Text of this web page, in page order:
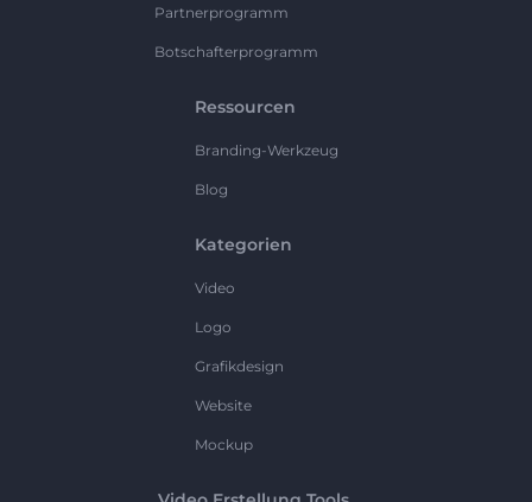
Partnerprogramm
Botschafterprogramm
Ressourcen
Branding-Werkzeug
Blog
Kategorien
Video
Logo
Grafikdesign
Website
Mockup